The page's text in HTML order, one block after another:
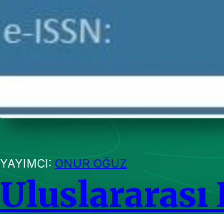
YAYIMCI: ONUR OĞUZ